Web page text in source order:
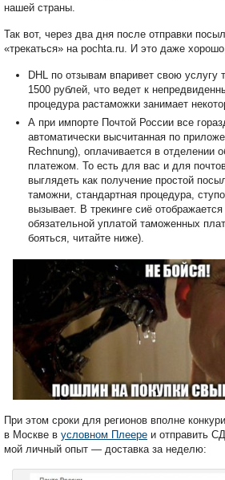
нашей страны.
Так вот, через два дня после отправки
«трекаться» на pochta.ru. И это даже
DHL по отзывам впаривет свою услугу
1500 рублей, что ведет к
процедура растаможки занимает
А при импорте Почтой России все
автоматически высчитанная по
Rechnung), оплачивается в
платежом. То есть для вас и для
выглядеть как получение простой
таможни, стандартная процедура,
вызывает. В трекинге сиё
обязательной уплатой таможенных
бояться, читайте ниже).
При этом сроки для регионов вполне
в Москве в условном Плеере и отправить
мой личный опыт — доставка за неделю: